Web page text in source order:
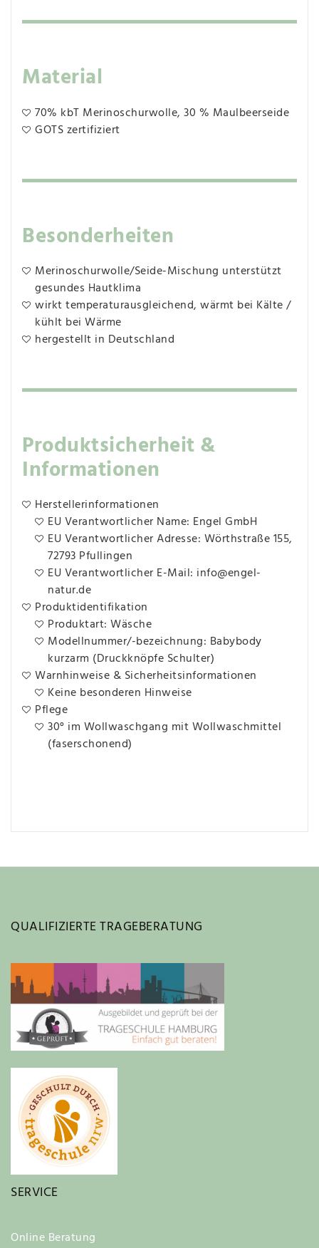
Material
70% kbT Merinoschurwolle, 30 % Maulbeerseide
GOTS zertifiziert
Besonderheiten
Merinoschurwolle/Seide-Mischung unterstützt
gesundes Hautklima
wirkt temperaturausgleichend, wärmt bei Kälte /
kühlt bei Wärme
hergestellt in Deutschland
Produktsicherheit &
Informationen
Herstellerinformationen
EU Verantwortlicher Name: Engel GmbH
EU Verantwortlicher Adresse: Wörthstraße 155,
72793 Pfullingen
EU Verantwortlicher E-Mail: info@engel-
natur.de
Produktidentifikation
Produktart: Wäsche
Modellnummer/-bezeichnung: Babybody
kurzarm (Druckknöpfe Schulter)
Warnhinweise & Sicherheitsinformationen
Keine besonderen Hinweise
Pflege
30° im Wollwaschgang mit Wollwaschmittel
(faserschonend)
QUALIFIZIERTE TRAGEBERATUNG
SERVICE
Online Beratung